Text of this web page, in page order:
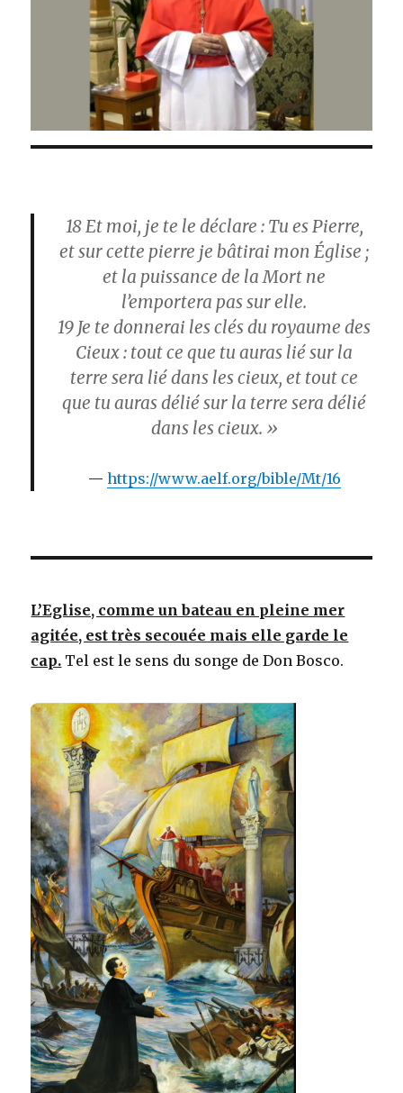
18Et moi, je te le déclare : Tu es Pierre,
et sur cette pierre je bâtirai mon Église ;
et la puissance de la Mort ne
l’emportera pas sur elle.
19 Je te donnerai les clés du royaume des
Cieux : tout ce que tu auras lié sur la
terre sera lié dans les cieux, et tout ce
que tu auras délié sur la terre sera délié
dans les cieux. »
https://www.aelf.org/bible/Mt/16
L’Eglise, comme un bateau en pleine mer
agitée, est très secouée mais elle garde le
cap. Tel est le sens du songe de Don Bosco.